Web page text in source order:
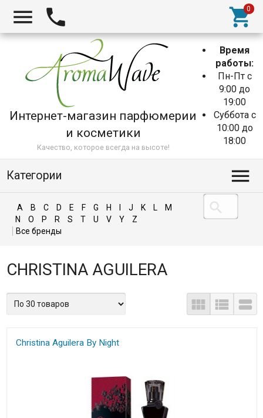
Интернет-магазин парфюмерии
и косметики
Качество, которое всегда на высоте!
Время
работы:
Пн-Пт с
9:00 до
19:00
Суббота с
10:00 до
18:00
Категории
A B C D E F G H J K L
M
N
O P R S T U V Y Z
CHRISTINA AGUILERA
Christina Aguilera By Night